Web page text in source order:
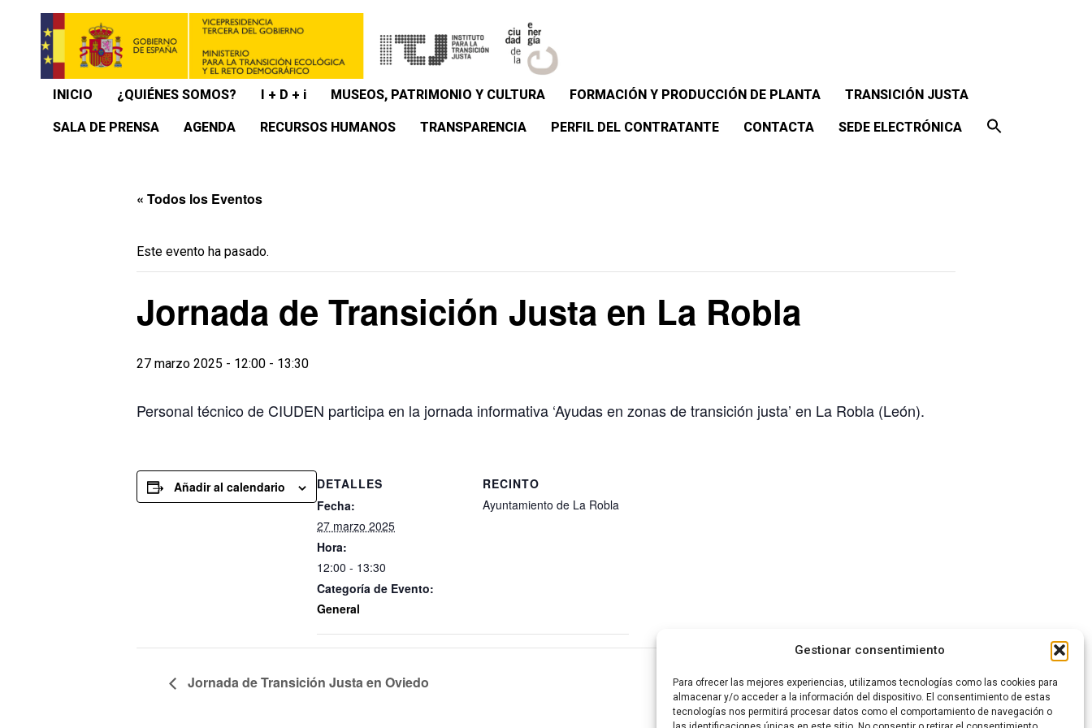
Gestionar consentimiento
Para ofrecer las mejores experiencias, utilizamos tecnologías como las cookies para
almacenar y/o acceder a la información del dispositivo. El consentimiento de estas
tecnologías nos permitirá procesar datos como el comportamiento de navegación o
INICIO ¿QUIÉNES SOMOS? I + D + i MUSEOS, PATRIMONIO Y CULTURA FORMACIÓN Y PRODUCCIÓN DE PLANTA TRANSICIÓN JUSTA
SALA DE PRENSA AGENDA RECURSOS HUMANOS TRANSPARENCIA PERFIL DEL CONTRATANTE CONTACTA SEDE ELECTRÓNICA
« Todos los Eventos
Este evento ha pasado.
Jornada de Transición Justa en La Robla
27 marzo 2025 - 12:00 - 13:30
Personal técnico de CIUDEN participa en la jornada informativa ‘Ayudas en zonas de transición justa’ en La Robla (León).
Añadir al calendario
DETALLES
Fecha:
27 marzo 2025
Hora:
12:00 - 13:30
Categoría de Evento:
General
RECINTO
Ayuntamiento de La Robla
Jornada de Transición Justa en Oviedo Jornada de Transición Justa en Villablino